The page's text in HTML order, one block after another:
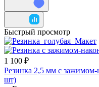
Быстрый просмотр
1 100 ₽
Резинка 2,5 мм с
шт)